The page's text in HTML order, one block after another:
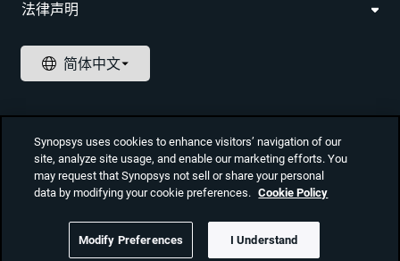
法律声明
©2025 Synopsys, Inc. All Rights Reserved | 隐私政策
Synopsys uses cookies to enhance visitors’ navigation of our
site, analyze site usage, and enable our marketing efforts. You
may request that Synopsys not sell or share your personal
data by modifying your cookie preferences. Cookie Policy
Modify Preferences I Understand